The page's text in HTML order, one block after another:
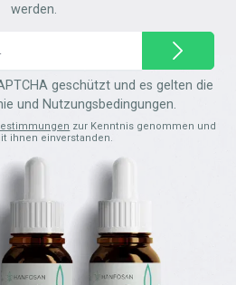
werden.
geschützt und es gelten die
und Nutzungsbedingungen.
zur Kenntnis genommen und
ihnen einverstanden.